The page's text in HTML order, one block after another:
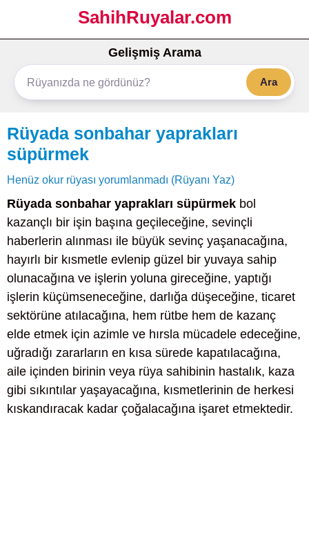
SahihRuyalar.com
Gelişmiş Arama
Ara
Rüyada sonbahar yaprakları
süpürmek
Henüz okur rüyası yorumlanmadı (Rüyanı Yaz)
Rüyada sonbahar yaprakları süpürmek bol
kazançlı bir işin başına geçileceğine, sevinçli
haberlerin alınması ile büyük sevinç yaşanacağına,
hayırlı bir kısmetle evlenip güzel bir yuvaya sahip
olunacağına ve işlerin yoluna gireceğine, yaptığı
işlerin küçümseneceğine, darlığa düşeceğine, ticaret
sektörüne atılacağına, hem rütbe hem de kazanç
elde etmek için azimle ve hırsla mücadele edeceğine,
uğradığı zararların en kısa sürede kapatılacağına,
aile içinden birinin veya rüya sahibinin hastalık, kaza
gibi sıkıntılar yaşayacağına, kısmetlerinin de herkesi
kıskandıracak kadar çoğalacağına işaret etmektedir.